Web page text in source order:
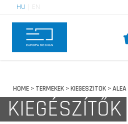
HU EN
HOME > TERMEKEK >KIEGESZITOK >ALEA
KIEGÉSZÍTŐK